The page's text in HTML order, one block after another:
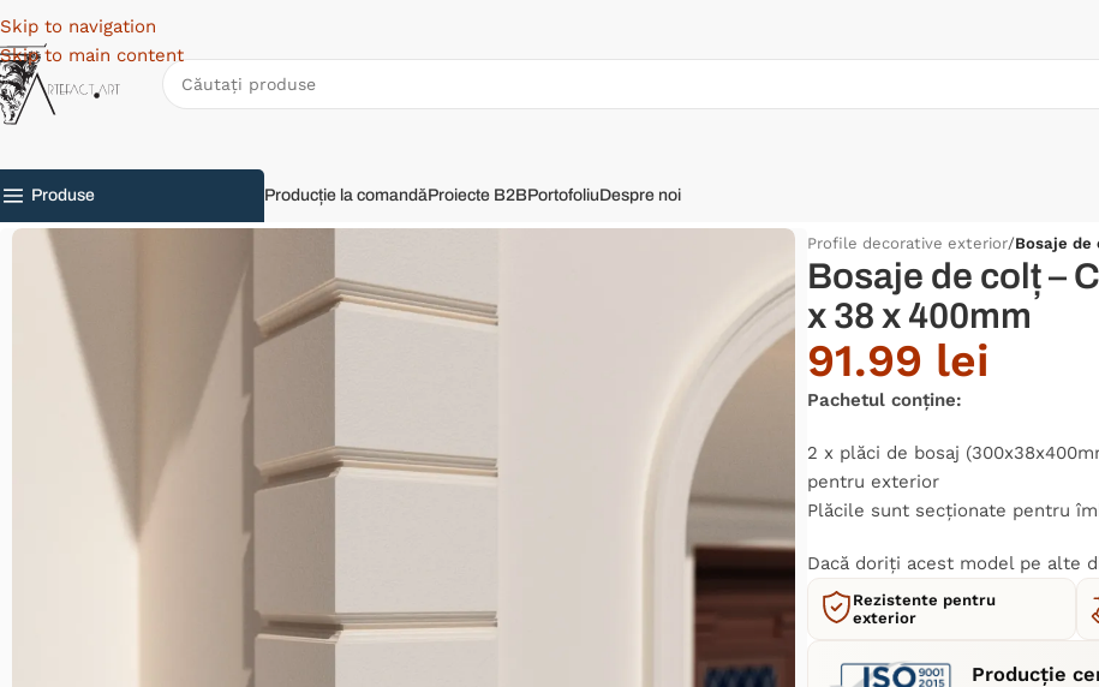
Skip to navigation
Skip to main content
Produse Producție la comandăProiecte B2BPortofoliuDespre noi
Profile decorative exterior/Bosaje de
Bosaje de colț –
x 38 x 400mm
91.99 lei
Pachetul conține:
2 x plăci de bosaj
pentru exterior
Plăcile sunt secționate pentru
Dacă doriți acest model pe alte
Rezistente pentru
exterior
Producție